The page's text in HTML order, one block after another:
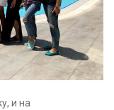
и на